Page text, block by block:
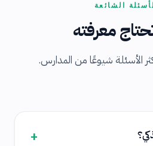
الشائعة
معرفته
الأسئلة شيوعًا من المدارس.